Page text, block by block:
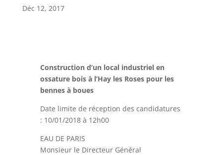
Déc 12, 2017
Construction d’un local industriel en
ossature bois à l’Hay les Roses pour les
bennes à boues
Date limite de réception des candidatures
: 10/01/2018 à 12h00
EAU DE PARIS
Monsieur le Directeur Général